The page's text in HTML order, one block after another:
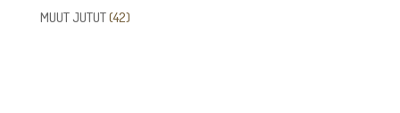
tuotetta
MUUT JUTUT 4242